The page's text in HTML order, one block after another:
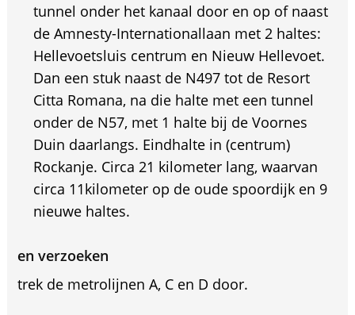
tunnel onder het kanaal door en op of naast
de Amnesty-Internationallaan met 2 haltes:
Hellevoetsluis centrum en Nieuw Hellevoet.
Dan een stuk naast de N497 tot de Resort
Citta Romana, na die halte met een tunnel
onder de N57, met 1 halte bij de Voornes
Duin daarlangs. Eindhalte in (centrum)
Rockanje. Circa 21 kilometer lang, waarvan
circa 11kilometer op de oude spoordijk en 9
nieuwe haltes.
en verzoeken
trek de metrolijnen A, C en D door.